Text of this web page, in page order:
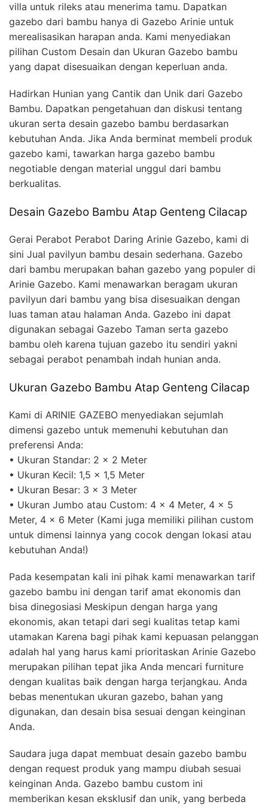
villa untuk rileks atau menerima tamu. Dapatkan
gazebo dari bambu hanya di Gazebo Arinie untuk
merealisasikan harapan anda. Kami menyediakan
pilihan Custom Desain dan Ukuran Gazebo bambu
yang dapat disesuaikan dengan keperluan anda.
Hadirkan Hunian yang Cantik dan Unik dari Gazebo
Bambu. Dapatkan pengetahuan dan diskusi tentang
ukuran serta desain gazebo bambu berdasarkan
kebutuhan Anda. Jika Anda berminat membeli produk
gazebo kami, tawarkan harga gazebo bambu
negotiable dengan material unggul dari bambu
berkualitas.
Desain Gazebo Bambu Atap Genteng Cilacap
Gerai Perabot Perabot Daring Arinie Gazebo, kami di
sini Jual pavilyun bambu desain sederhana. Gazebo
dari bambu merupakan bahan gazebo yang populer di
Arinie Gazebo. Kami menawarkan beragam ukuran
pavilyun dari bambu yang bisa disesuaikan dengan
luas taman atau halaman Anda. Gazebo ini dapat
digunakan sebagai Gazebo Taman serta gazebo
bambu oleh karena tujuan gazebo itu sendiri yakni
sebagai perabot penambah indah hunian anda.
Ukuran Gazebo Bambu Atap Genteng Cilacap
Kami di ARINIE GAZEBO menyediakan sejumlah
dimensi gazebo untuk memenuhi kebutuhan dan
preferensi Anda:
• Ukuran Standar: 2 x 2 Meter
• Ukuran Kecil: 1,5 x 1,5 Meter
• Ukuran Besar: 3 x 3 Meter
• Ukuran Jumbo atau Custom: 4 x 4 Meter, 4 x 5
Meter, 4 x 6 Meter (Kami juga memiliki pilihan custom
untuk dimensi lainnya yang cocok dengan lokasi atau
kebutuhan Anda!)
Pada kesempatan kali ini pihak kami menawarkan tarif
gazebo bambu ini dengan tarif amat ekonomis dan
bisa dinegosiasi Meskipun dengan harga yang
ekonomis, akan tetapi dari segi kualitas tetap kami
utamakan Karena bagi pihak kami kepuasan pelanggan
adalah hal yang harus kami prioritaskan Arinie Gazebo
merupakan pilihan tepat jika Anda mencari furniture
dengan kualitas baik dengan harga terjangkau. Anda
bebas menentukan ukuran gazebo, bahan yang
digunakan, dan desain bisa sesuai dengan keinginan
Anda.
Saudara juga dapat membuat desain gazebo bambu
dengan request produk yang mampu diubah sesuai
keinginan Anda. Gazebo bambu custom ini
memberikan kesan eksklusif dan unik, yang berbeda